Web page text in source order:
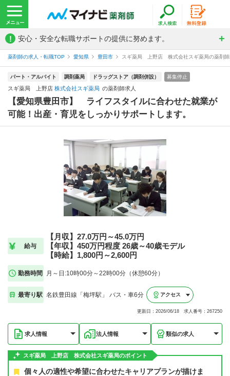
! 安心・安全な転職サポートの提供に努めます。
薬剤師の求人・転職TOP 愛知県 豊田市 スギ薬局 上野店 株式会社スギ薬局の薬剤師
パート・アルバイト 調剤薬局 ドラッグストア（調剤併設） 募集停止
スギ薬局 上野店 株式会社スギ薬局 の薬剤師求人
【愛知県豊田市】 ライフスタイルに合わせた就業が
可能！出産・育児をしっかりサポートします。
給与
【月収】27.0万円～45.0万円
【年収】450万円程度 26歳～40歳モデル
【時給】1,800円～2,600円
勤務時間 月～日:10時00分～22時00分（休憩60分）
最寄り駅 名鉄豊田線「梅坪駅」 バス・車6分 アクセス
更新日：2026/06/18 求人番号：267250
求人情報 法人情報 類似の求人
スギ薬局 上野店 株式会社スギ薬局のポイント
個々人の適性や希望に合わせたキャリアプランが描けま